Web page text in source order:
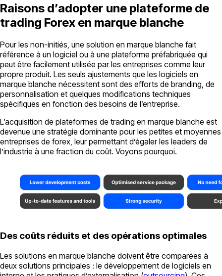
Raisons d’adopter une plateforme de
trading Forex en marque blanche
Pour les non-initiés, une solution en marque blanche fait
référence à un logiciel ou à une plateforme préfabriquée qui
peut être facilement utilisée par les entreprises comme leur
propre produit. Les seuls ajustements que les logiciels en
marque blanche nécessitent sont des efforts de branding, de
personnalisation et quelques modifications techniques
spécifiques en fonction des besoins de l’entreprise.
L’acquisition de plateformes de trading en marque blanche est
devenue une stratégie dominante pour les petites et moyennes
entreprises de forex, leur permettant d’égaler les leaders de
l’industrie à une fraction du coût. Voyons pourquoi.
Des coûts réduits et des opérations optimales
Les solutions en marque blanche doivent être comparées à
deux solutions principales : le développement de logiciels en